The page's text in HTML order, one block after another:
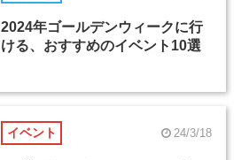
2024年ゴールデンウィークに行
ける、おすすめのイベント10選
イベント 24/3/18